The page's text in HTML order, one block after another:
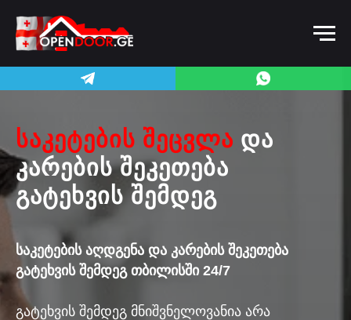
ᲡᲐᲙᲔᲢᲔᲑᲘᲡ ᲨᲔᲪᲕᲚᲐ ᲓᲐ
ᲙᲐᲠᲔᲑᲘᲡ ᲨᲔᲙᲔᲗᲔᲑᲐ
ᲒᲐᲢᲔᲮᲕᲘᲡ ᲨᲔᲛᲓᲔᲒ
საკეტების აღდგენა და კარების შეკეთება
გატეხვის შემდეგ თბილისში 24/7
გატეხვის შემდეგ მნიშვნელოვანია არა